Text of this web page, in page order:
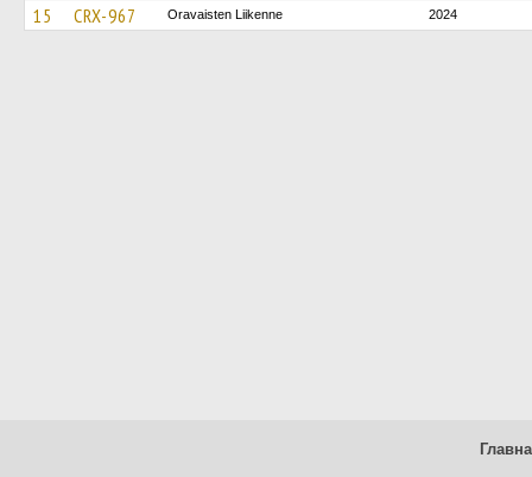
15 CRX-967 Oravaisten Liikenne 2024